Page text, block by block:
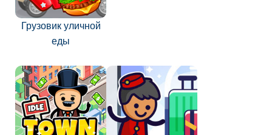
Грузовик уличной
еды